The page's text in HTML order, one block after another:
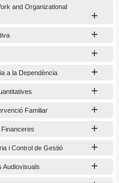
and Organizational
a la Dependència
Familiar
i Control de Gestió
Audiovisuals